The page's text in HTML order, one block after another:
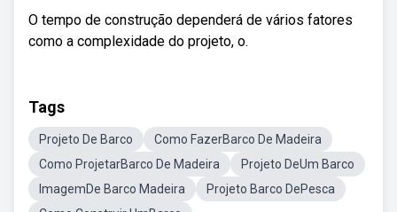
O tempo de construção dependerá de vários fatores
como a complexidade do projeto, o.
Tags
Projeto De Barco
Como FazerBarco De Madeira
Como ProjetarBarco De Madeira
Projeto DeUm Barco
ImagemDe Barco Madeira
Projeto Barco DePesca